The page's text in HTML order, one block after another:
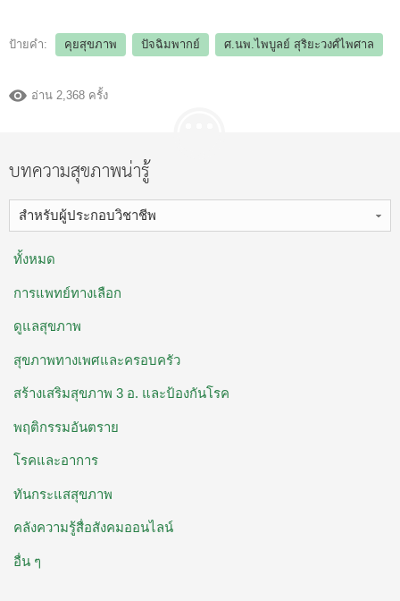
ป้ายคำ: คุยสุขภาพ ปัจฉิมพากย์ ศ.นพ.ไพบูลย์ สุริยะวงศ์ไพศาล
อ่าน 2,368 ครั้ง
บทความสุขภาพน่ารู้
สำหรับผู้ประกอบวิชาชีพ
ทั้งหมด
การแพทย์ทางเลือก
ดูแลสุขภาพ
สุขภาพทางเพศและครอบครัว
สร้างเสริมสุขภาพ 3 อ. ​และป้องกันโรค
พฤติกรรมอันตราย
โรคและอาการ
ทันกระแสสุขภาพ
คลังความรู้สื่อสังคมออนไลน์
อื่น ๆ